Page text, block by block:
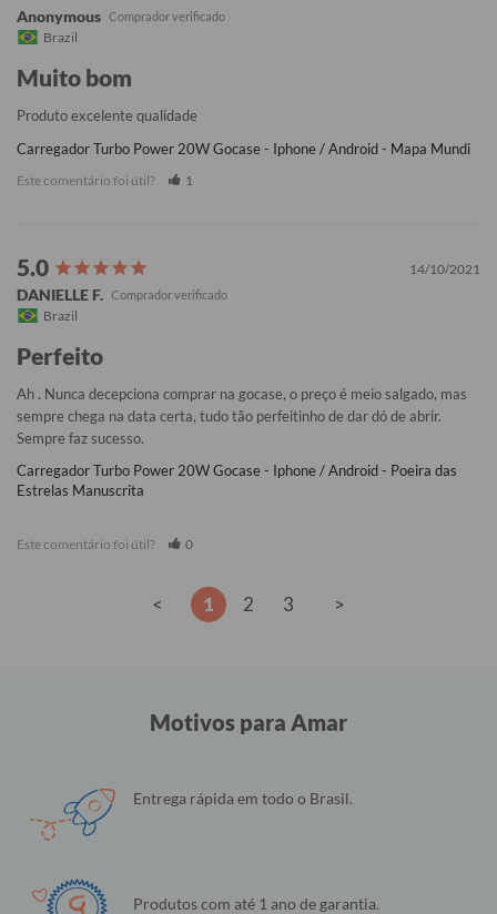
Anonymous
Brazil
Muito bom
Produto excelente qualidade
Carregador Turbo Power 20W Gocase - Iphone / Android - Mapa Mundi
Este comentário foi útil? 1
14/10/2021
DANIELLE F.
Brazil
Perfeito
Ah . Nunca decepciona comprar na gocase, o preço é meio salgado, mas
sempre chega na data certa, tudo tão perfeitinho de dar dó de abrir.
Sempre faz sucesso.
Carregador Turbo Power 20W Gocase - Iphone / Android - Poeira das
Estrelas Manuscrita
Este comentário foi útil? 0
< 1 2 3 >
Motivos para Amar
Entrega rápida em todo o Brasil.
Produtos com até 1 ano de garantia.